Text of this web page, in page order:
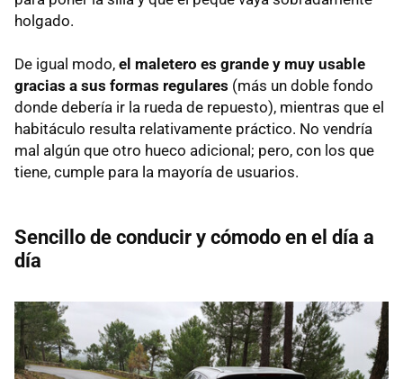
holgado.
De igual modo, el maletero es grande y muy usable
gracias a sus formas regulares (más un doble fondo
donde debería ir la rueda de repuesto), mientras que el
habitáculo resulta relativamente práctico. No vendría
mal algún que otro hueco adicional; pero, con los que
tiene, cumple para la mayoría de usuarios.
Sencillo de conducir y cómodo en el día a
día